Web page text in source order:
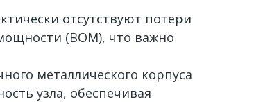
отсутствуют потери
(ВОМ), что важно
металлического корпуса
узла, обеспечивая